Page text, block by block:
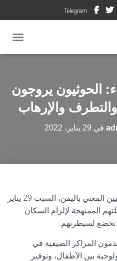
Telegram
الحوثيون يروجون
والإرهاب
في 29 يناير، 2022
كشف تقرير فريق الخبراء الدوليين المعني باليمن، السبت 29 يناير
الممنهجة لإلزام السكان
تخضع لسيطرتهم.
المراكز الصيفية في
بين الأطفال، وتوفير